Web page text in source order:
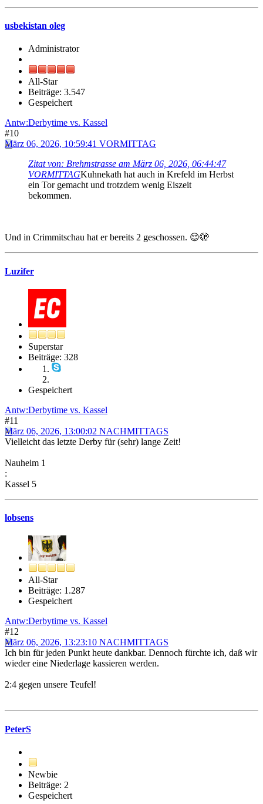
usbekistan oleg
Administrator
All-Star
Beiträge: 3.547
Gespeichert
Antw:Derbytime vs. Kassel
#10
März 06, 2026, 10:59:41 VORMITTAG
Zitat von: Brehmstrasse am März 06, 2026, 06:44:47
VORMITTAGKuhnekath hat auch in Krefeld im Herbst
ein Tor gemacht und trotzdem wenig Eiszeit
bekommen.
Und in Crimmitschau hat er bereits 2 geschossen. 😌🫣
Luzifer
Superstar
Beiträge: 328
Gespeichert
Antw:Derbytime vs. Kassel
#11
März 06, 2026, 13:00:02 NACHMITTAGS
Vielleicht das letzte Derby für (sehr) lange Zeit!
Nauheim 1
:
Kassel 5
lobsens
All-Star
Beiträge: 1.287
Gespeichert
Antw:Derbytime vs. Kassel
#12
März 06, 2026, 13:23:10 NACHMITTAGS
Ich bin für jeden Punkt heute dankbar. Dennoch fürchte ich, daß wir
wieder eine Niederlage kassieren werden.
2:4 gegen unsere Teufel!
PeterS
Newbie
Beiträge: 2
Gespeichert